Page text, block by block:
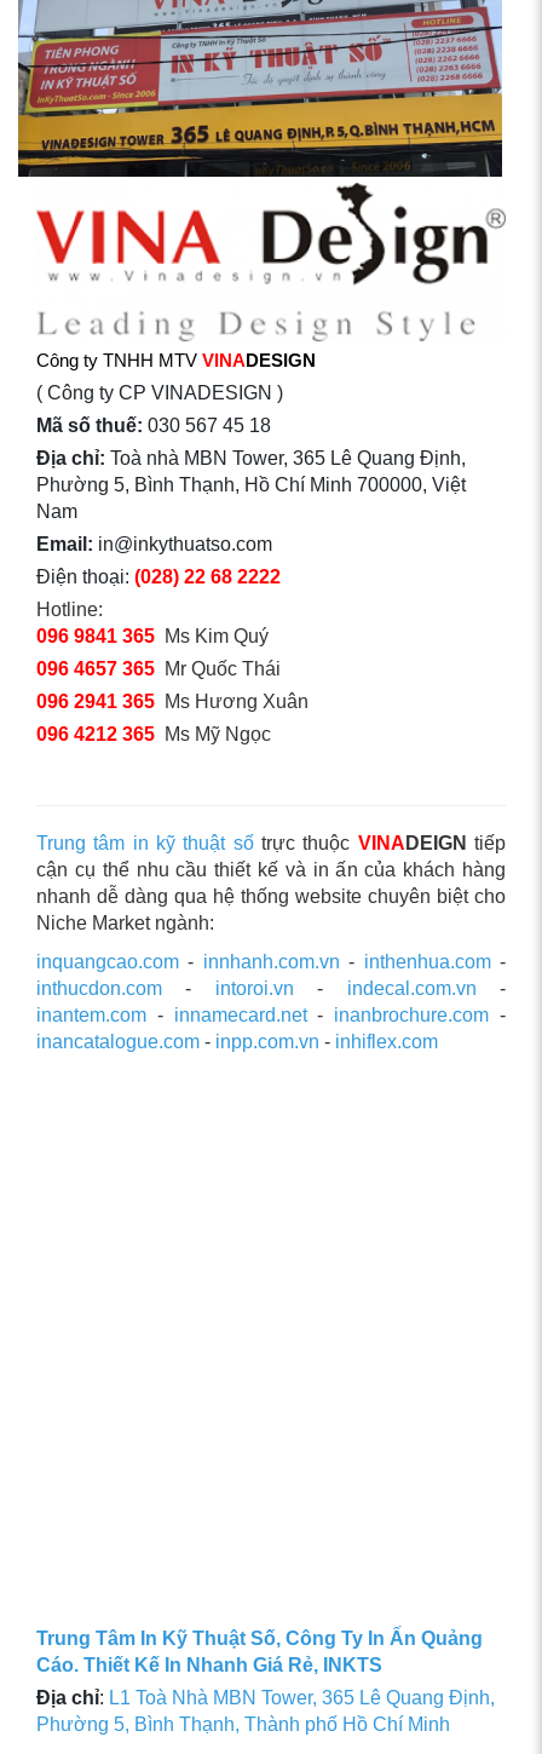
Công ty TNHH MTV VINADESIGN
( Công ty CP VINADESIGN )
Mã số thuế: 030 567 45 18
Địa chỉ: Toà nhà MBN Tower, 365 Lê Quang Định,
Phường 5, Bình Thạnh, Hồ Chí Minh 700000, Việt
Nam
Email: in@inkythuatso.com
Điện thoại: (028) 22 68 2222
Hotline:
096 9841 365 Ms Kim Quý
096 4657 365 Mr Quốc Thái
096 2941 365 Ms Hương Xuân
096 4212 365 Ms Mỹ Ngọc
Trung tâm in kỹ thuật sốtrực thuộc VINA DEIGN tiếp
cận cụ thể nhu cầu thiết kế và in ấn của khách hàng
nhanh dễ dàng qua hệ thống website chuyên biệt cho
Niche Market ngành:
inquangcao.com - innhanh.com.vn - inthenhua.com-
inthucdon.com - intoroi.vn - indecal.com.vn -
inantem.com - innamecard.net- inanbrochure.com -
inancatalogue.com - inpp.com.vn - inhiflex.com
Trung Tâm In Kỹ Thuật Số, Công Ty In Ấn Quảng
Cáo. Thiết Kế In Nhanh Giá Rẻ, INKTS
Địa chỉ: L1 Toà Nhà MBN Tower, 365 Lê Quang Định,
Phường 5, Bình Thạnh, Thành phố Hồ Chí Minh